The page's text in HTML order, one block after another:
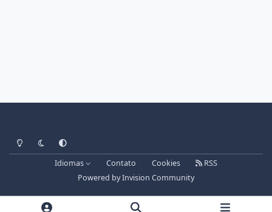
Light ModeDark ModeSystem Preference
Idiomas Contato Cookies
RSS
Powered byInvision Community